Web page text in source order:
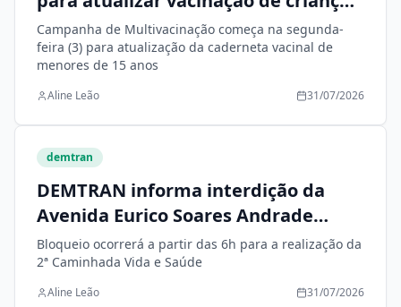
e adolescentes
Campanha de Multivacinação começa na segunda-
feira (3) para atualização da caderneta vacinal de
menores de 15 anos
Aline Leão 31/07/2026
demtran
DEMTRAN informa interdição da
Avenida Eurico Soares Andrade
neste domingo (2)
Bloqueio ocorrerá a partir das 6h para a realização da
2ª Caminhada Vida e Saúde
Aline Leão 31/07/2026